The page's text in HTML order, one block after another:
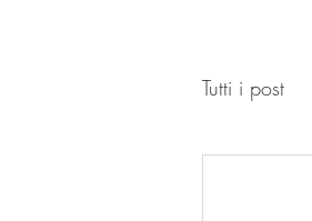
Tutti i post